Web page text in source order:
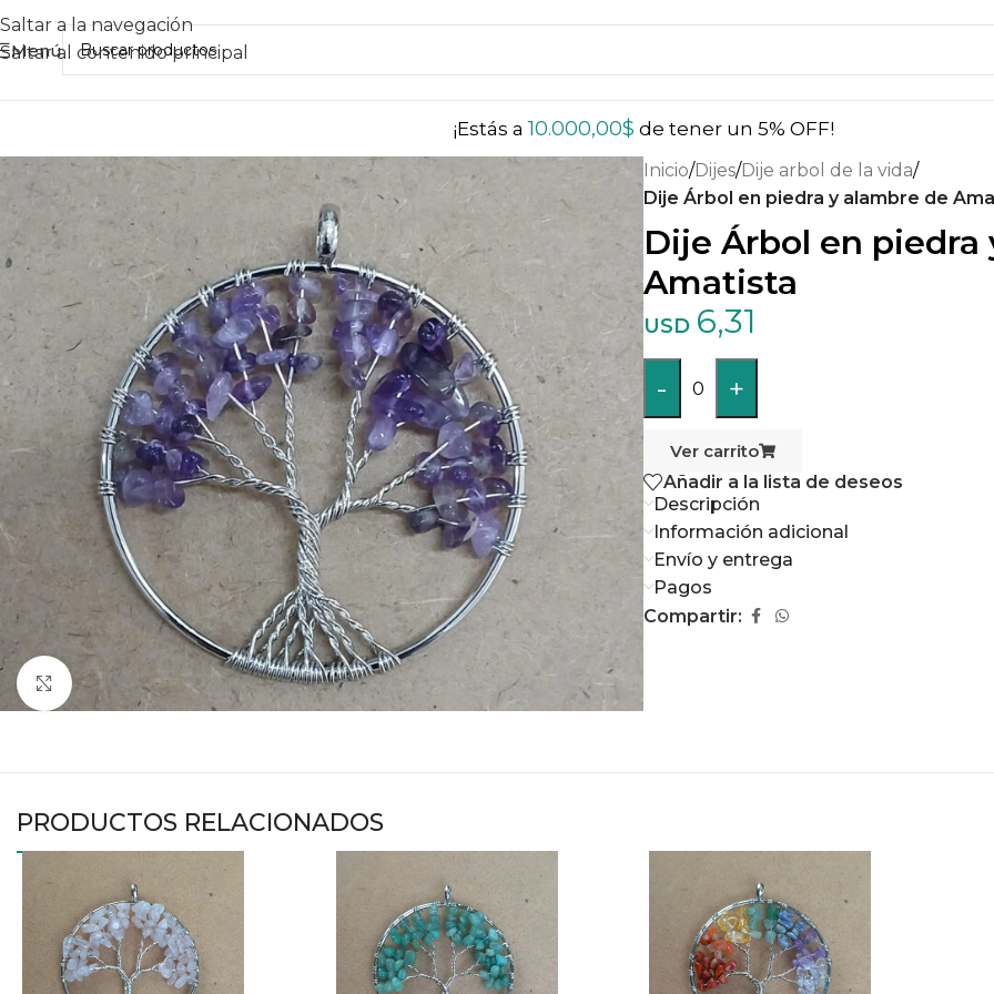
Saltar a la navegación
Saltar al contenido principal
Menú
¡Estás a10.000,00$ de tener un 5% OFF!
Haga clic para ampliar
Inicio/Dijes/Dije arbol de la vida/
Dije Árbol en piedra y alambre de
Dije Árbol en piedra
Amatista
USD 6,31
- 0 +
Ver carrito
Añadir a la lista de deseos
Descripción
Información adicional
Envío y entrega
Pagos
Compartir:
PRODUCTOS RELACIONADOS